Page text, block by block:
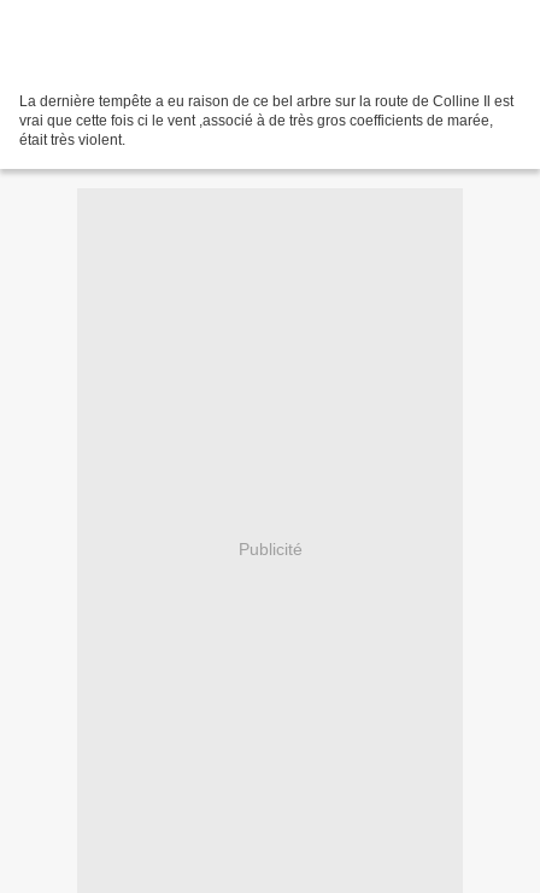
La dernière tempête a eu raison de ce bel arbre sur la route de Colline Il est
vrai que cette fois ci le vent ,associé à de très gros coefficients de marée,
était très violent.
Publicité